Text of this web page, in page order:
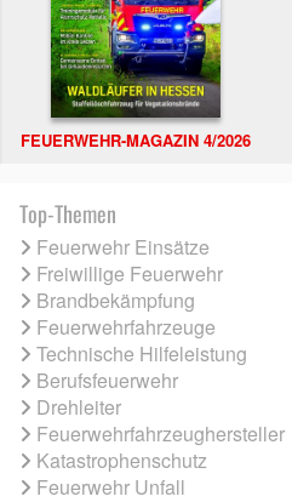
FEUERWEHR-MAGAZIN 4/2026
Top-Themen
Feuerwehr Einsätze
Freiwillige Feuerwehr
Brandbekämpfung
Feuerwehrfahrzeuge
Technische Hilfeleistung
Berufsfeuerwehr
Drehleiter
Feuerwehrfahrzeughersteller
Katastrophenschutz
Feuerwehr Unfall